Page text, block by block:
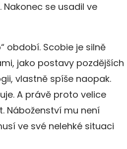
se usadil ve
období. Scobie je silně
jako postavy pozdějších
vlastně spíše naopak.
A právě proto velice
Náboženství mu není
ve své nelehké situaci